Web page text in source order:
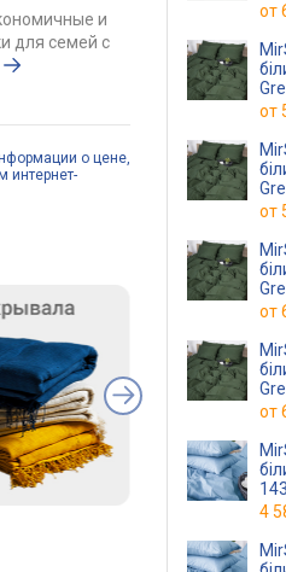
и
для семей с
о цене,
интернет-
от
білизни
от
білизни
от
білизни
от
білизни
от
білизни
4